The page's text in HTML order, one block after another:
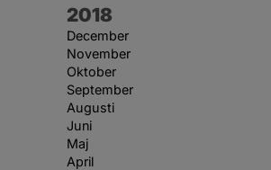
År:
2018
December
November
Oktober
September
Augusti
Juni
Maj
April